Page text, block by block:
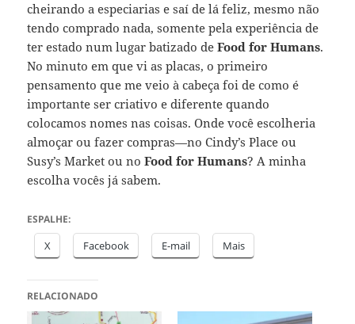
cheirando a especiarias e saí de lá feliz, mesmo não
tendo comprado nada, somente pela experiência de
ter estado num lugar batizado deFood for Humans.
No minuto em que vi as placas, o primeiro
pensamento que me veio à cabeça foi de como é
importante ser criativo e diferente quando
colocamos nomes nas coisas. Onde você escolheria
almoçar ou fazer compras—no Cindy’s Place ou
Susy’s Market ou noFood for Humans? A minha
escolha vocês já sabem.
ESPALHE:
X Facebook E-mail Mais
RELACIONADO